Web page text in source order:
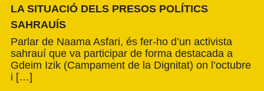
LA SITUACIÓ DELS PRESOS POLÍTICS
SAHRAUÍS
Parlar de Naama Asfari, és fer-ho d’un activista
sahrauí que va participar de forma destacada a
Gdeim Izik (Campament de la Dignitat) on l’octubre
i […]